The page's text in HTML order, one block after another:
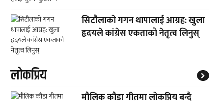
सिटौलाको गगन थापालाई आग्रह: खुला
हृदयले कांग्रेस एकताको नेतृत्व लिनुस्
लाेकप्रिय
मौलिक कौडा गीतमा लोकप्रिय बन्दै